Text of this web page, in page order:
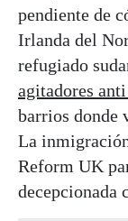
pendiente de
Irlanda del
refugiado
agitadores
barrios donde
La
Reform UK
decepcionada